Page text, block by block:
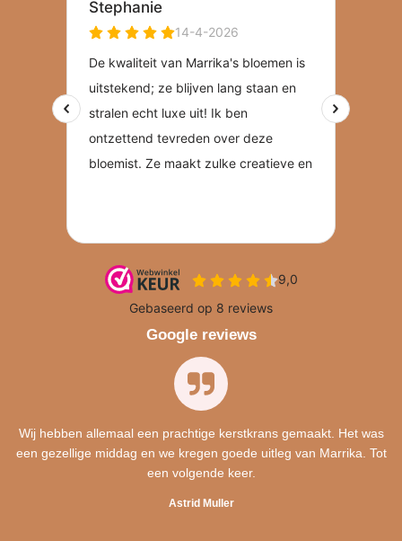
Google reviews
Wij hebben allemaal een prachtige kerstkrans gemaakt. Het was
een gezellige middag en we kregen goede uitleg van Marrika. Tot
een volgende keer.
Astrid Muller